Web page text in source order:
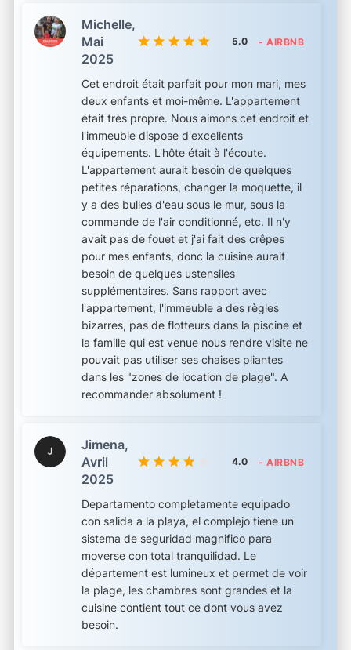
Michelle,
Mai
2025
5.0 - AIRBNB
Cet endroit était parfait pour mon mari, mes
deux enfants et moi-même. L'appartement
était très propre. Nous aimons cet endroit et
l'immeuble dispose d'excellents
équipements. L'hôte était à l'écoute.
L'appartement aurait besoin de quelques
petites réparations, changer la moquette, il
y a des bulles d'eau sous le mur, sous la
commande de l'air conditionné, etc. Il n'y
avait pas de fouet et j'ai fait des crêpes
pour mes enfants, donc la cuisine aurait
besoin de quelques ustensiles
supplémentaires. Sans rapport avec
l'appartement, l'immeuble a des règles
bizarres, pas de flotteurs dans la piscine et
la famille qui est venue nous rendre visite ne
pouvait pas utiliser ses chaises pliantes
dans les "zones de location de plage". A
recommander absolument !
Jimena,
Avril
2025
4.0 - AIRBNB
Departamento completamente equipado
con salida a la playa, el complejo tiene un
sistema de seguridad magnifico para
moverse con total tranquilidad. Le
département est lumineux et permet de voir
la plage, les chambres sont grandes et la
cuisine contient tout ce dont vous avez
besoin.